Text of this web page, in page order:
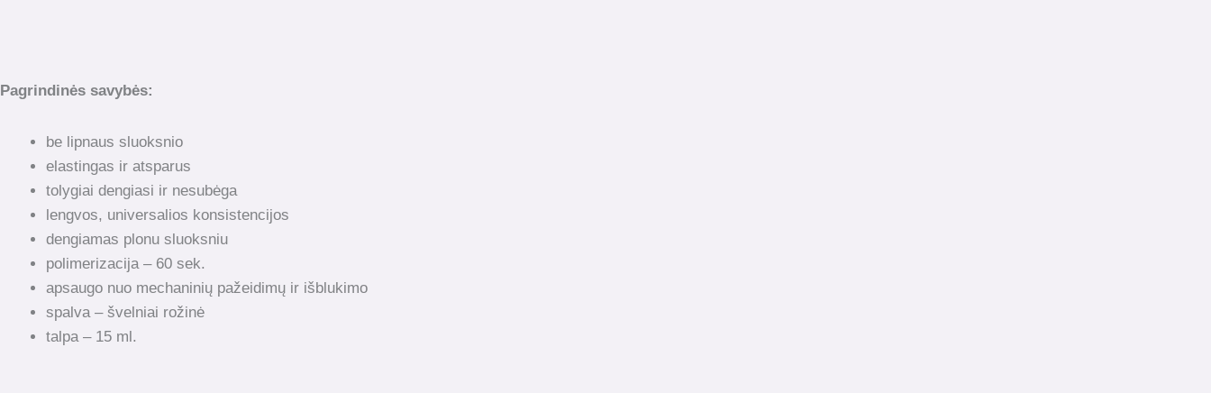
Pagrindinės savybės:
be lipnaus sluoksnio
elastingas ir atsparus
tolygiai dengiasi ir nesubėga
lengvos, universalios konsistencijos
dengiamas plonu sluoksniu
polimerizacija – 60 sek.
apsaugo nuo mechaninių pažeidimų ir išblukimo
spalva – švelniai rožinė
talpa – 15 ml.